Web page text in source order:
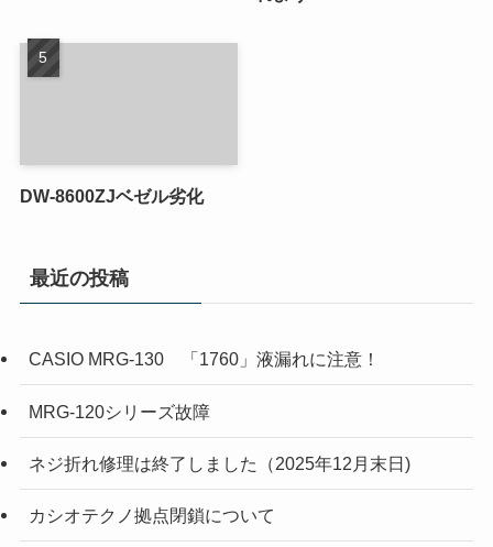
DW-8600ZJベゼル劣化
最近の投稿
CASIO MRG-130 「1760」液漏れに注意！
MRG-120シリーズ故障
ネジ折れ修理は終了しました（2025年12月末日)
カシオテクノ拠点閉鎖について